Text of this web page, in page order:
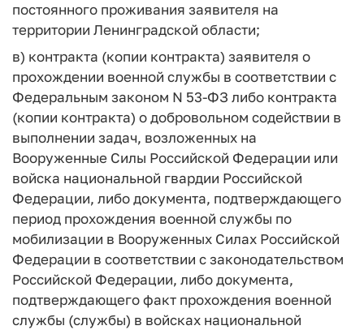
постоянного проживания заявителя на
территории Ленинградской области;
в) контракта (копии контракта) заявителя о
прохождении военной службы в соответствии с
Федеральным законом N 53-ФЗ либо контракта
(копии контракта) о добровольном содействии в
выполнении задач, возложенных на
Вооруженные Силы Российской Федерации или
войска национальной гвардии Российской
Федерации, либо документа, подтверждающего
период прохождения военной службы по
мобилизации в Вооруженных Силах Российской
Федерации в соответствии с законодательством
Российской Федерации, либо документа,
подтверждающего факт прохождения военной
службы (службы) в войсках национальной